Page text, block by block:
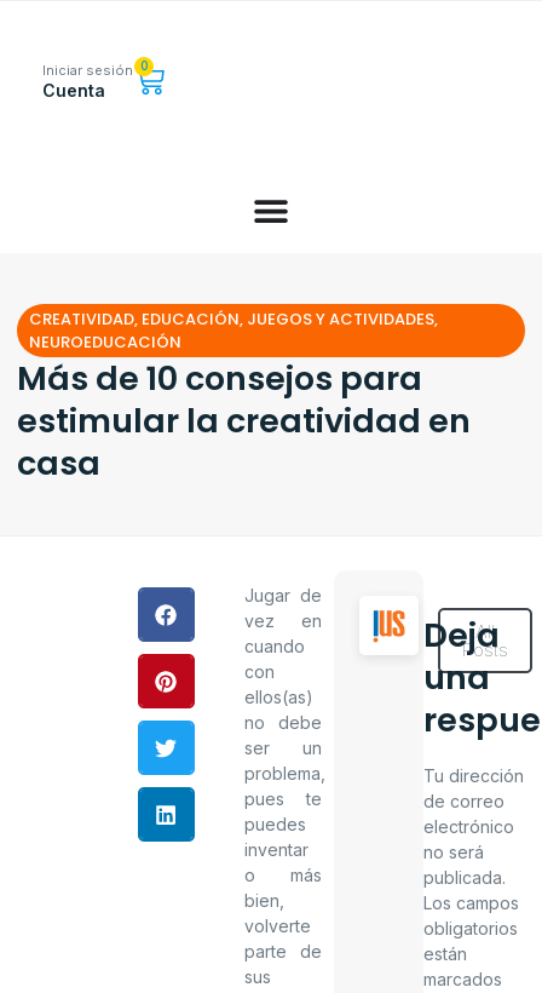
Iniciar sesión
Cuenta
0
CREATIVIDAD, EDUCACIÓN, JUEGOS Y ACTIVIDADES,
NEUROEDUCACIÓN
Más de 10 consejos para
estimular la creatividad en
casa
Jugar de
vez en
cuando
con
ellos(as)
no debe
ser un
problema,
pues te
puedes
inventar
o más
bien,
volverte
parte de
sus
All
Posts
Deja
una
Tu dirección
de correo
electrónico
no será
publicada.
Los campos
obligatorios
están
marcados